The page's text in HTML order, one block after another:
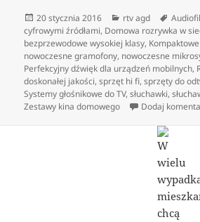
Data
publikacji
20 stycznia 2016 Kategorie
rtv agd Tagi
cyfrowymi źródłami, Domowa rozrywka w
bezprzewodowe wysokiej klasy,
nowoczesne gramofony, nowoczesne
Perfekcyjny dźwięk dla urządzeń mobilnych,
doskonałej jakości,sprzęt hi fi,sprzęty do
Systemy głośnikowe do TV,słuchawki,
Zestawy kina domowego
Dodaj